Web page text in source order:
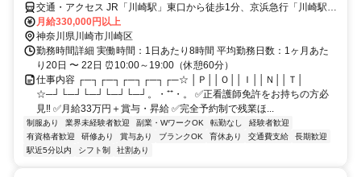
交通・アクセス JR「川崎駅」東口から徒歩1分、京浜急行「川崎駅」
から徒歩2分
月給330,000円以上
神奈川県川崎市川崎区
勤務時間詳細 実働時間：1日あたり8時間 平均勤務日数：1ヶ月あた
り20日 〜 22日 ⏰10:00～19:00（休憩60分）
仕事内容 ┌─┐┌─┐┌─┐┌─┐┌─☆ │Ｐ││Ｏ││Ｉ││Ｎ││Ｔ│
☆─┘└─┘└─┘└─┘└─┘。・⁺⁺・。 ✅正看護師免許をお持ちの方必
見‼ ✅月給33万円＋賞与・昇給 ✅完全予約制で残業ほ...
制服あり 業界未経験者歓迎 副業・WワークOK 転勤なし
経験者歓迎
有資格者歓迎
研修あり 賞与あり ブランクOK 育休あり 交通費支給
長期歓迎
駅近5分以内
シフト制 社割あり